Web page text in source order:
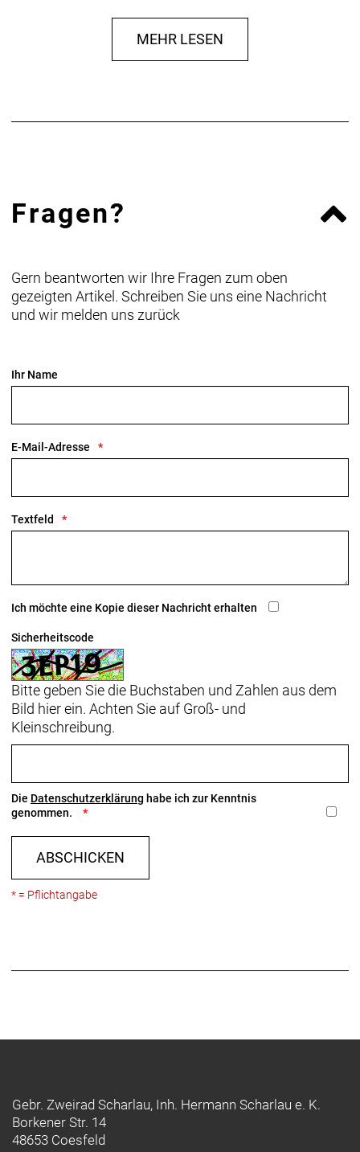
Dosierungsmethoden
- Kartusche mit 3 oz (85 g) ist kompatibel mit der
Bontrager Fettpresse
MEHR LESEN
Fragen?
Gern beantworten wir Ihre Fragen zum oben
gezeigten Artikel. Schreiben Sie uns eine Nachricht
und wir melden uns zurück
Ihr Name
E-Mail-Adresse
Textfeld
Ich möchte eine Kopie dieser Nachricht erhalten
Sicherheitscode
Bitte geben Sie die Buchstaben und Zahlen aus dem
Bild hier ein. Achten Sie auf Groß- und
Kleinschreibung.
Die Datenschutzerklärung habe ich zur Kenntnis
genommen.
ABSCHICKEN
* = Pflichtangabe
Gebr. Zweirad Scharlau, Inh. Hermann Scharlau e. K.
Borkener Str. 14
48653 Coesfeld